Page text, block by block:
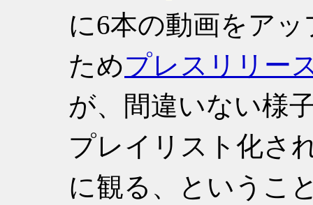
に6本の動画をア
ためプレスリリー
が、間違いない様
プレイリスト化さ
に観る、というこ